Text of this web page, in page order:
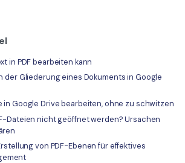
in PDF bearbeiten kann
der Gliederung eines Dokuments in Google
in Google Drive bearbeiten, ohne zu schwitzen
Dateien nicht geöffnet werden? Ursachen
von PDF-Ebenen für effektives